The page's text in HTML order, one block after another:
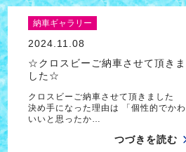
納車ギャラリー
2024.11.08
☆クロスビーご納車させて頂きま
した☆
クロスビーご納車させて頂きました
決め手になった理由は 「個性的でかわ
いいと思ったか…
つづきを読む